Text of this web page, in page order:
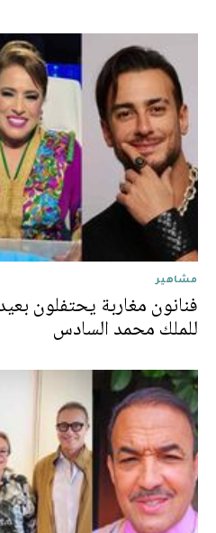
مشاهير
فنانون مغاربة يحتفلون
للملك محمد السادس